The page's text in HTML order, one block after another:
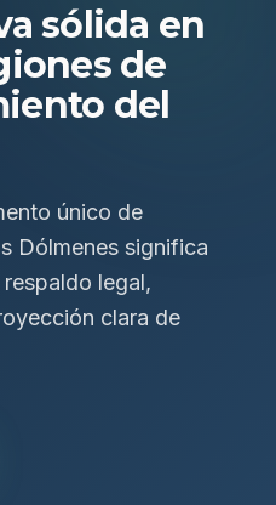
sólida en
de
del
único de
Dólmenes significa
legal,
clara de